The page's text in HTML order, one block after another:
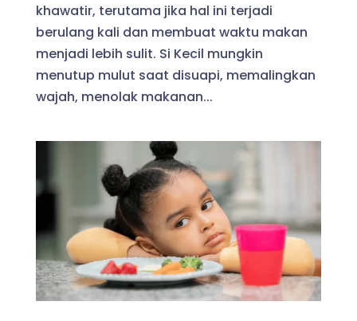
khawatir, terutama jika hal ini terjadi
berulang kali dan membuat waktu makan
menjadi lebih sulit. Si Kecil mungkin
menutup mulut saat disuapi, memalingkan
wajah, menolak makanan...